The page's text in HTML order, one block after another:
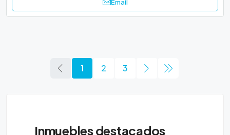
Email
1 2 3
Inmuebles destacados